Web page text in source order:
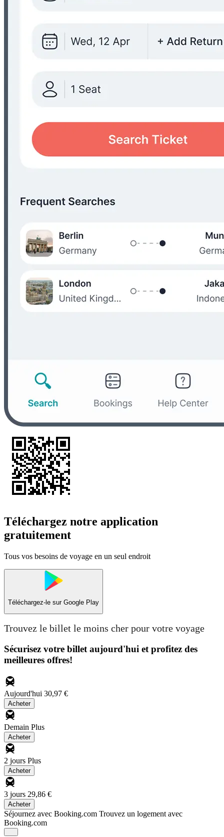
Téléchargez notre application
gratuitement
Tous vos besoins de voyage en un seul endroit
Téléchargez-le sur Google Play
Trouvez le billet le moins cher pour votre voyage
Sécurisez votre billet aujourd'hui et profitez des
meilleures offres!
Aujourd'hui 30,97 €
Acheter
Demain Plus
Acheter
2 jours Plus
Acheter
3 jours 29,86 €
Acheter
Séjournez avec Booking.com Trouvez un logement avec
Booking.com